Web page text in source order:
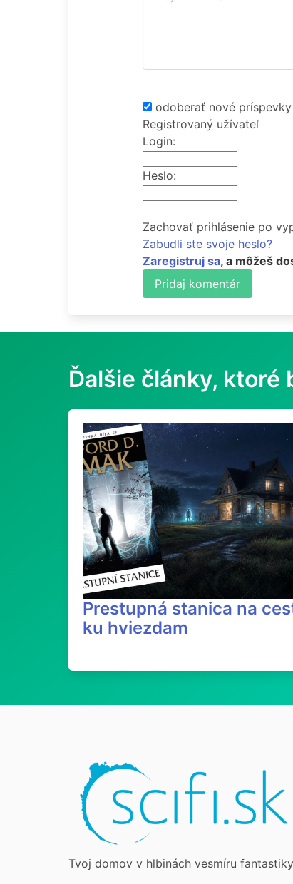
odoberať nové
Registrovaný užívateľ
Login:
Heslo:
Zachovať prihlásenie po
Zabudli ste svoje heslo?
Zaregistruj sa, a môžeš
Pridaj komentár
Ďalšie články, ktoré
Prestupná stanica na
ku hviezdam
Tvoj domov v hlbinách vesmíru fantastiky